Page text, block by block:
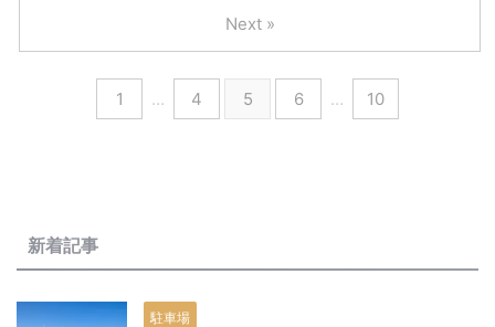
1 … 4 5 6 … 10
Next »
新着記事
駐車場